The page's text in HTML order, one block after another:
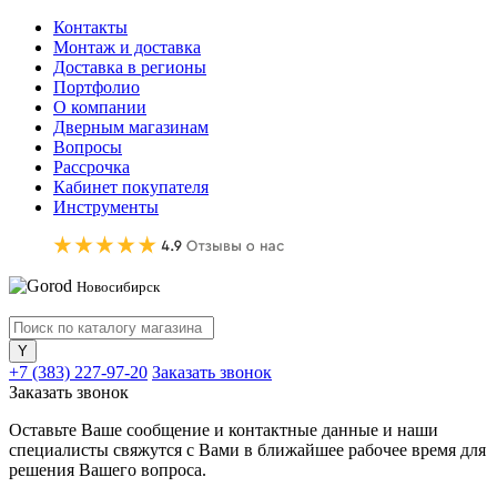
Контакты
Монтаж и доставка
Доставка в регионы
Портфолио
О компании
Дверным магазинам
Вопросы
Рассрочка
Кабинет покупателя
Инструменты
Новосибирск
+7 (383) 227-97-20 Заказать звонок
Заказать звонок
Оставьте Ваше сообщение и контактные данные и наши
специалисты свяжутся с Вами в ближайшее рабочее время для
решения Вашего вопроса.